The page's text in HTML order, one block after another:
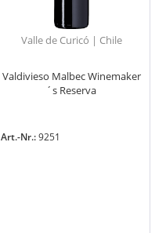
Valle de Curicó | Chile
Valdivieso Malbec Winemaker
´s Reserva
Art.-Nr.:9251